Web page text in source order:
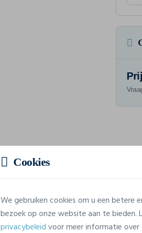
Eigenschappen
Referentie
Cookies
We gebruiken cookies om u een betere
bezoek op onze website aan te bieden.
privacybeleidvoor meer informatie over